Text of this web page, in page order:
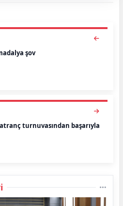
şov
turnuvasından başarıyla